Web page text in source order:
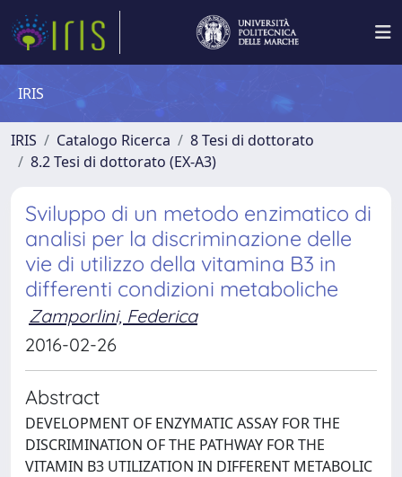
IRIS
IRIS Catalogo Ricerca
8 Tesi di dottorato
8.2 Tesi di dottorato (EX-A3)
Sviluppo di un metodo enzimatico di
analisi per la discriminazione delle
vie di utilizzo della vitamina B3 in
differenti condizioni metaboliche
Zamporlini, Federica
2016-02-26
Abstract
DEVELOPMENT OF ENZYMATIC ASSAY FOR THE
DISCRIMINATION OF THE PATHWAY FOR THE
VITAMIN B3 UTILIZATION IN DIFFERENT METABOLIC